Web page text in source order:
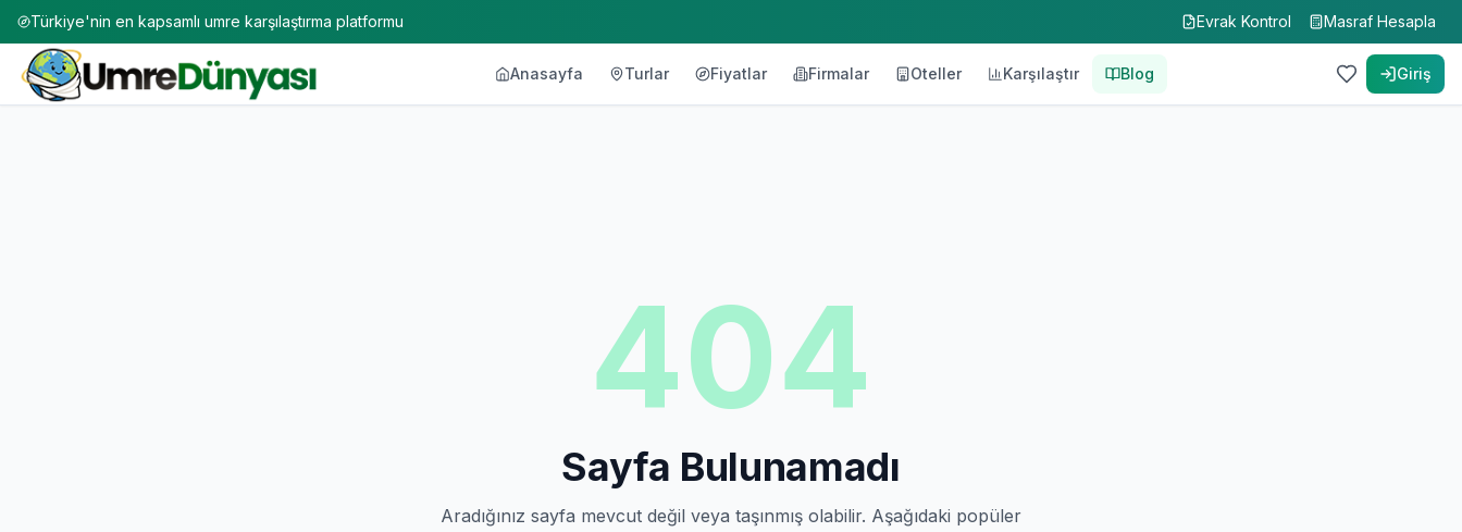
Türkiye'nin en kapsamlı umre karşılaştırma platformu Evrak Kontrol Masraf Hesapla
Anasayfa Turlar Fiyatlar Firmalar Oteller Karşılaştır Blog Giriş
404
Sayfa Bulunamadı
Aradığınız sayfa mevcut değil veya taşınmış olabilir. Aşağıdaki popüler